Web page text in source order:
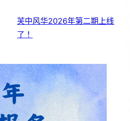
芙中风华2026年第二期上线
了！